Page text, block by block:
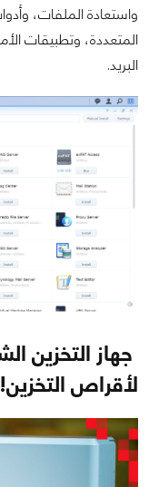
واستعادة الملفات،
البريد.
لأقراص التخزين!